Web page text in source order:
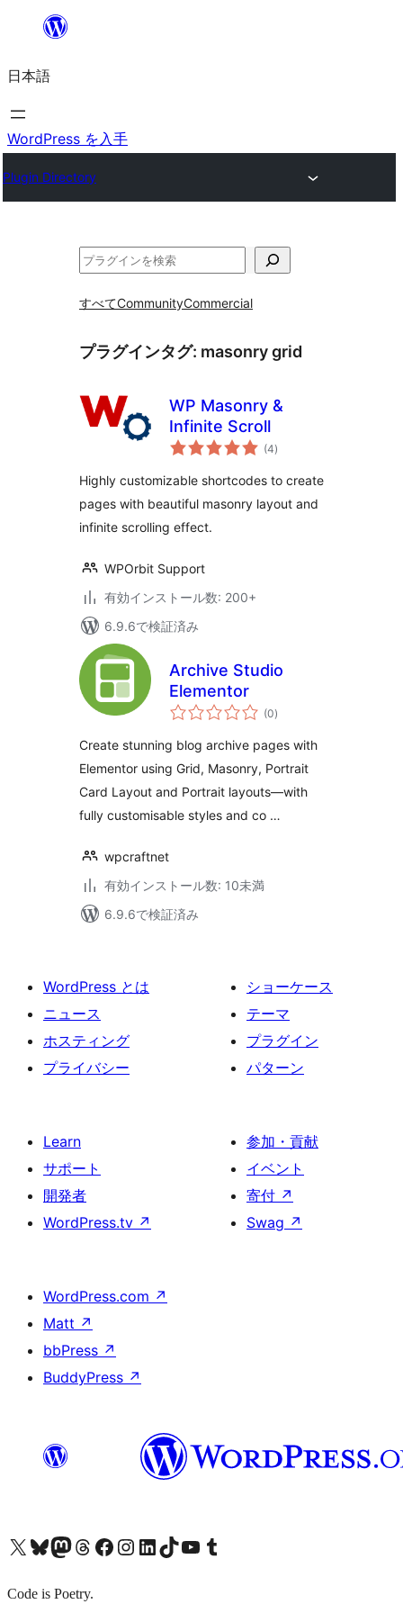
を
ス
キ
プ
日本語
WordPress を入手
Plugin Directory
検
すべてCommunityCommercial
プラグインタグ: masonry grid
WP Masonry &
Infinite Scroll
(4個
の
価
)
Highly customizable shortcodes to create
pages with beautiful masonry layout and
infinite scrolling effect.
WPOrbit Support
有効インストール数: 200+
6.9.6で検証済み
Archive Studio
Elementor
(0個
の
価
)
Create stunning blog archive pages with
Elementor using Grid, Masonry, Portrait
Card Layout and Portrait layouts—with
fully customisable styles and co …
wpcraftnet
有効インストール数: 10未満
6.9.6で検証済み
WordPress とは
ニュース
ホスティング
プライバシー
ショーケース
テーマ
プラグイン
パターン
Learn
サポート
開発者
WordPress.tv ↗
参加・貢献
イベント
寄付 ↗
Swag ↗
WordPress.com ↗
Matt ↗
bbPress ↗
BuddyPress ↗
X (旧 Twitter) アカウントへBluesky アカウントへMastodon アカウントへThreads アカウントへ Facebook ページへInstagram アカウントへ LinkedIn アカウントへTikTok アカウントへYouTube チャンネルへ Tumblr アカウントへ
Code is Poetry.